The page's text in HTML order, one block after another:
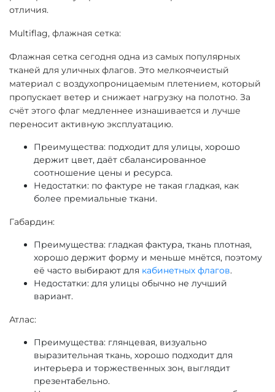
отличия.
Multiflag, флажная сетка:
Флажная сетка сегодня одна из самых популярных
тканей для уличных флагов. Это мелкоячеистый
материал с воздухопроницаемым плетением, который
пропускает ветер и снижает нагрузку на полотно. За
счёт этого флаг медленнее изнашивается и лучше
переносит активную эксплуатацию.
Преимущества: подходит для улицы, хорошо
держит цвет, даёт сбалансированное
соотношение цены и ресурса.
Недостатки: по фактуре не такая гладкая, как
более премиальные ткани.
Габардин:
Преимущества: гладкая фактура, ткань плотная,
хорошо держит форму и меньше мнётся, поэтому
её часто выбирают для кабинетных флагов.
Недостатки: для улицы обычно не лучший
вариант.
Атлас:
Преимущества: глянцевая, визуально
выразительная ткань, хорошо подходит для
интерьера и торжественных зон, выглядит
презентабельно.